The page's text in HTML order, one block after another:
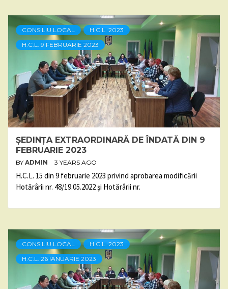
CONSILIU LOCAL
H.C.L. 2023
H.C.L. 9 FEBRUARIE 2023
ȘEDINȚA EXTRAORDINARĂ DE ÎNDATĂ DIN 9
FEBRUARIE 2023
BY ADMIN 3 YEARS AGO
H.C.L. 15 din 9 februarie 2023 privind aprobarea modificării
Hotărârii nr. 48/19.05.2022 și Hotărârii nr.
CONSILIU LOCAL
H.C.L. 2023
H.C.L. 26 IANUARIE 2023